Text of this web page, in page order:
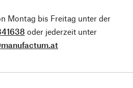
Montag bis Freitag unter der
oder jederzeit unter